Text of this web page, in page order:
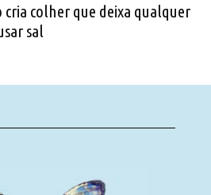
cria colher que deixa qualquer
sal